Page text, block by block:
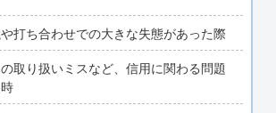
打ち合わせでの大きな失態があった際
取り扱いミスなど、信用に関わる問題